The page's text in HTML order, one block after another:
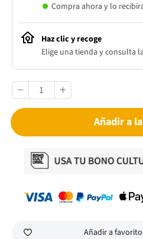
Compra ahora y lo
Haz clic y recoge
Elige una tienda y consulta
Añadir a
Añadir a